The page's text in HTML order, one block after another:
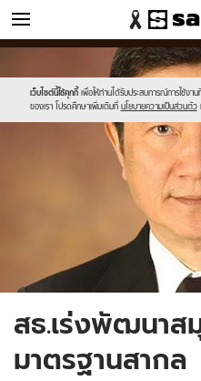
ข่าว
เว็บไซต์นี้ใช้คุกกี้ เพื่อให้ท่านได้รับประสบการณ์การใช้งา
ของเรา โปรดศึกษาเพิ่มเติมที่ นโยบายความเป็นส่วนตัว
//s.isanook.com/sr/0/images/
new-
sanook.png
//s.isanook.com/ns/0/ud/372/
01.jpg
สธ.เร่งพัฒนาส
มาตรฐานสากล